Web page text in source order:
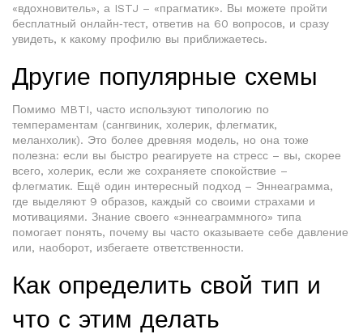
«вдохновитель», а ISTJ – «прагматик». Вы можете пройти
бесплатный онлайн‑тест, ответив на 60 вопросов, и сразу
увидеть, к какому профилю вы приближаетесь.
Другие популярные схемы
Помимо MBTI, часто используют типологию по
темпераментам (сангвиник, холерик, флегматик,
меланхолик). Это более древняя модель, но она тоже
полезна: если вы быстро реагируете на стресс – вы, скорее
всего, холерик, если же сохраняете спокойствие –
флегматик. Ещё один интересный подход – Эннеаграмма,
где выделяют 9 образов, каждый со своими страхами и
мотивациями. Знание своего «эннеаграммного» типа
помогает понять, почему вы часто оказываете себе давление
или, наоборот, избегаете ответственности.
Как определить свой тип и
что с этим делать